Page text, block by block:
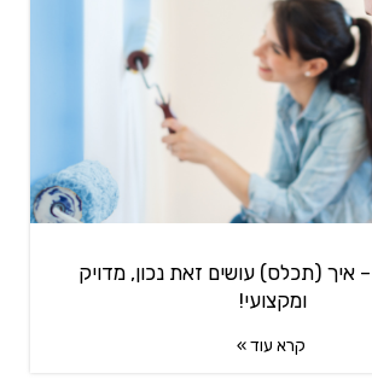
איך (תכלס) עושים זאת נכון, מדויק
ומקצועי!
קרא עוד »